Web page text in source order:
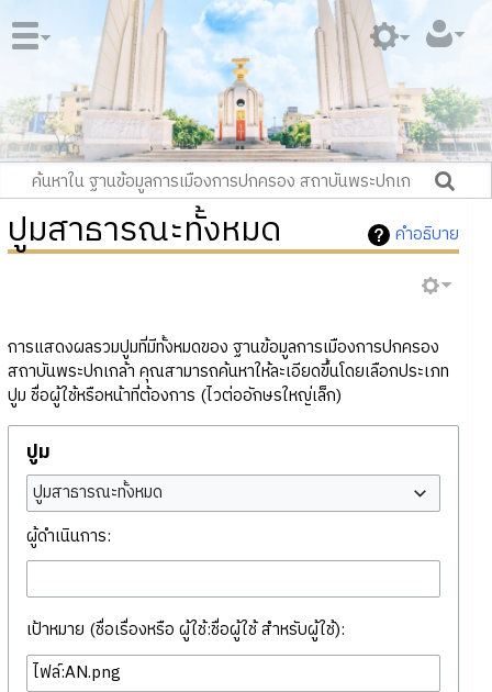
คำอธิบาย
ปูมสาธารณะทั้งหมด
การแสดงผลรวมปูมที่มีทั้งหมดของ ฐานข้อมูลการเมืองการปกครอง
สถาบันพระปกเกล้า คุณสามารถค้นหาให้ละเอียดขึ้นโดยเลือกประเภท
ปูม ชื่อผู้ใช้หรือหน้าที่ต้องการ (ไวต่ออักษรใหญ่เล็ก)
ปูม
ปูมสาธารณะทั้งหมด
ผู้ดำเนินการ:
เป้าหมาย (ชื่อเรื่องหรือ ผู้ใช้:ชื่อผู้ใช้ สำหรับผู้ใช้):